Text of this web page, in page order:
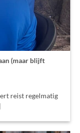
(maar blijft
reist regelmatig